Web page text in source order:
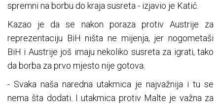
spremni na borbu do kraja susreta - izjavio je Katić.
Kazao je da se nakon poraza protiv Austrije za
reprezentaciju BiH ništa ne mijenja, jer nogometaši
BiH i Austrije još imaju nekoliko susreta za igrati, tako
da borba za prvo mjesto nije gotova.
- Svaka naša naredna utakmica je najvažnija i tu se
nema šta dodati. I utakmica protiv Malte je važna za